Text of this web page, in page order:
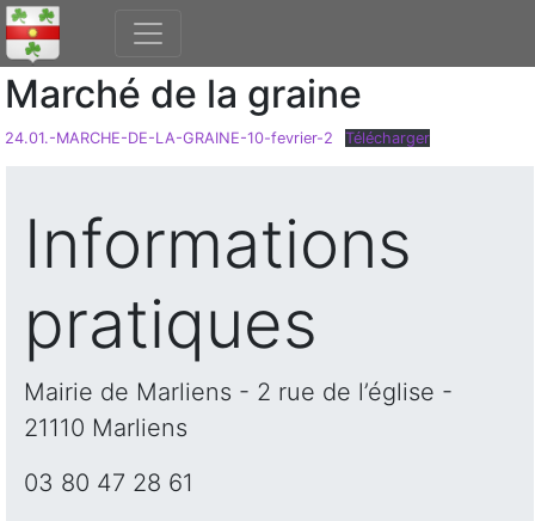
Marché de la graine
24.01.-MARCHE-DE-LA-GRAINE-10-fevrier-2 Télécharger
Informations
pratiques
Mairie de Marliens - 2 rue de l’église -
21110 Marliens
03 80 47 28 61